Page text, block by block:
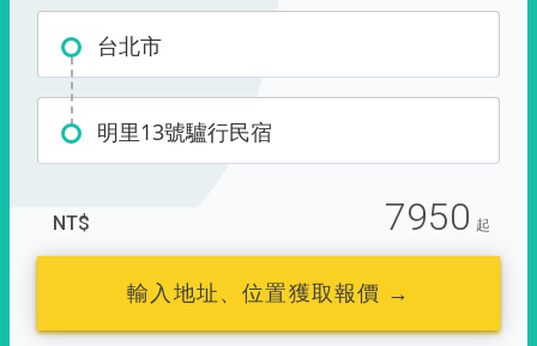
台北市
明里13號驢行民宿
NT$ 7950 起
輸入地址、位置獲取報價 →